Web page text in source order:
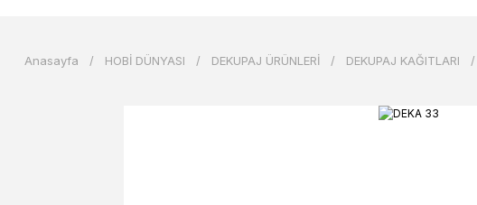
Anasayfa HOBİ DÜNYASI DEKUPAJ ÜRÜNLERİ DEKUPAJ KAĞITLARI